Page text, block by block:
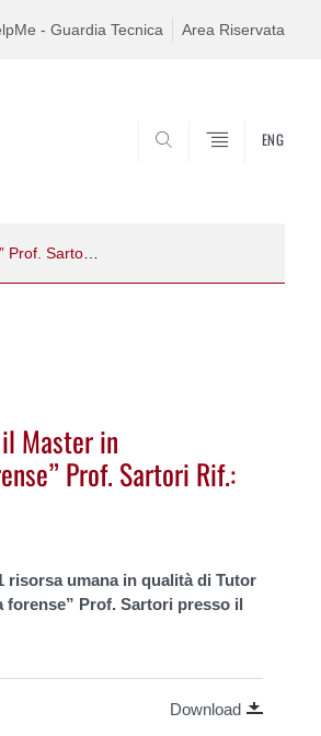
- Guardia Tecnica Area Riservata
ENG
Procedura comparativa per Tutor per il Master in “Psicopatologia e neuropsicologia forense” Prof. Sartori Rif.: GS-T2017-1
Master in
Prof. Sartori Rif.:
risorsa umana in qualità diTutor
Prof. Sartori presso il
Download